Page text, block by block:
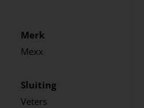
Merk
Mexx
Sluiting
Veters